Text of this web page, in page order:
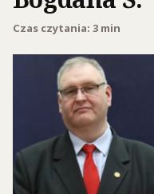
Czas czytania: 3 min